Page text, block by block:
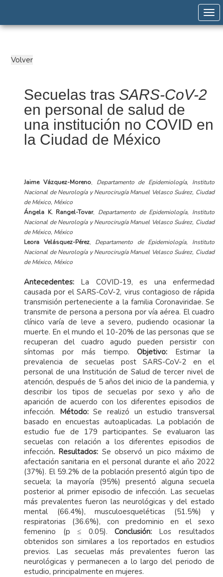
Secuelas tras SARS-CoV-2
en personal de salud de
una institución no COVID en
la Ciudad de México
Jaime Vázquez-Moreno, Departamento de Epidemiología, Instituto
Nacional de Neurología y Neurocirugía Manuel Velasco Suárez, Ciudad
de México, México
Ángela K. Rangel-Tovar, Departamento de Epidemiología, Instituto
Nacional de Neurología y Neurocirugía Manuel Velasco Suárez, Ciudad
de México, México
Leora Velásquez-Pérez, Departamento de Epidemiología, Instituto
Nacional de Neurología y Neurocirugía Manuel Velasco Suárez, Ciudad
de México, México
Antecedentes: La COVID-19, es una enfermedad
causada por el SARS-CoV-2, virus contagioso de rápida
transmisión perteneciente a la familia Coronaviridae. Se
transmite de persona a persona por vía aérea. El cuadro
clínico varía de leve a severo, pudiendo ocasionar la
muerte. En el mundo el 10-20% de las personas que se
recuperan del cuadro agudo pueden persistir con
síntomas por más tiempo.Objetivo: Estimar la
prevalencia de secuelas post SARS-CoV-2 en el
personal de una Institución de Salud de tercer nivel de
atención, después de 5 años del inicio de la pandemia, y
describir los tipos de secuelas por sexo y año de
aparición de acuerdo con los diferentes episodios de
infección. Método:Se realizó un estudio transversal
basado en encuestas autoaplicadas. La población de
estudio fue de 179 participantes. Se evaluaron las
secuelas con relación a los diferentes episodios de
infección. Resultados: Se observó un pico máximo de
afectación sanitaria en el personal durante el año 2022
(37%). El 59.2% de la población presentó algún tipo de
secuela; la mayoría (95%) presentó alguna secuela
posterior al primer episodio de infección. Las secuelas
más prevalentes fueron las neurológicas y del estado
mental (66.4%), musculoesqueléticas (51.5%) y
respiratorias (36.6%), con predominio en el sexo
femenino (p ≤ 0.05). Conclusión:Los resultados
obtenidos son similares a los reportados en estudios
previos. Las secuelas más prevalentes fueron las
neurológicas y permanecen a lo largo del periodo de
estudio, principalmente en mujeres.